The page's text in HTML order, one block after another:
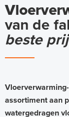
van de
beste
assortiment aan
watergedragen